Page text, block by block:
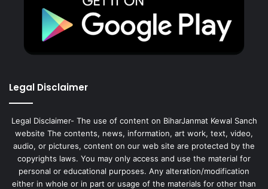
Legal Disclaimer
Legal Disclaimer- The use of content on BiharJanmat Kewal Sanch
website The contents, news, information, art work, text, video,
audio, or pictures, content on our web site are protected by the
copyrights laws. You may only access and use the material for
personal or educational purposes. Any alteration/modification
either in whole or in part or usage of the materials for other than